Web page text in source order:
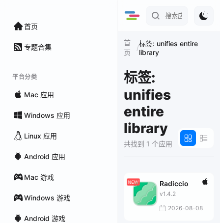
首页
专题合集
平台分类
Mac 应用
Windows 应用
Linux 应用
Android 应用
Mac 游戏
Windows 游戏
Android 游戏
首
页
/标签: unifies entire
library
标签:
unifies
entire
library
共找到 1 个应用
Radiccio
v1.4.2
2026-08-08